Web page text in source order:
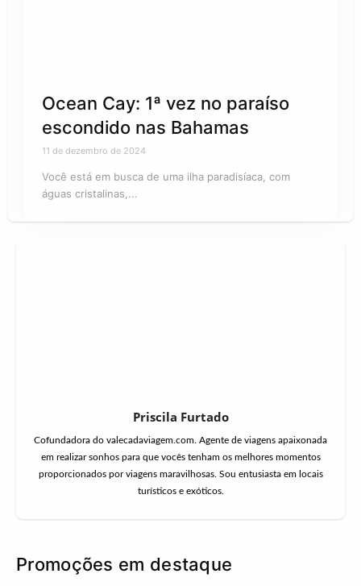
Ocean Cay: 1ª vez no paraíso
escondido nas Bahamas
11 de dezembro de 2024
Você está em busca de uma ilha paradisíaca, com
águas cristalinas,...
Priscila Furtado
Cofundadora do valecadaviagem.com. Agente de viagens apaixonada
em realizar sonhos para que vocês tenham os melhores momentos
proporcionados por viagens maravilhosas. Sou entusiasta em locais
turísticos e exóticos.
Promoções em destaque